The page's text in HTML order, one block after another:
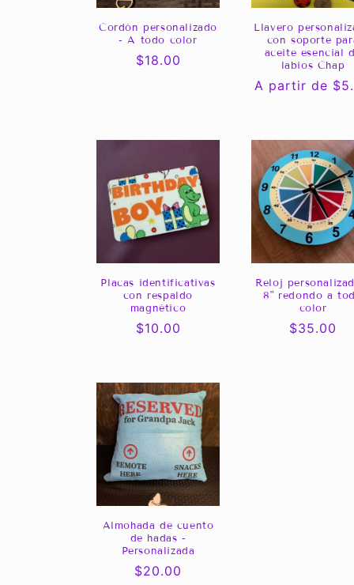
Cordón personalizado
- A todo color
Precio
$18.00
Llavero
con soporte
aceite esencial
labios Chap
Precio
A partir de
Placas identificativas
con respaldo
magnético
Precio
$10.00
Reloj
8" redondo a
color
Precio
$35.00
Almohada de cuento
de hadas -
Personalizada
Precio
$20.00